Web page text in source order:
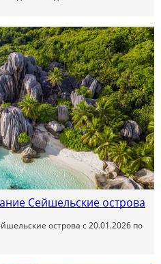
Сейшельские острова
острова с 20.01.2026 по